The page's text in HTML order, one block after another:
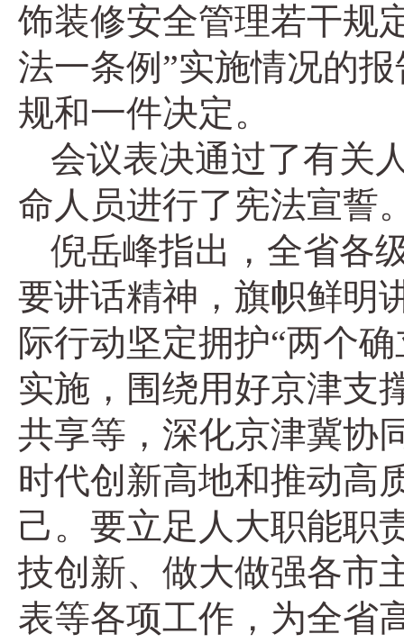
饰装修安全管理若干规
法一条例”实施情况的
规和一件决定。
会议表决通过了有关
命人员进行了宪法宣誓
倪岳峰指出，全省各
要讲话精神，旗帜鲜明
际行动坚定拥护“两个
实施，围绕用好京津支
共享等，深化京津冀协
时代创新高地和推动高
己。要立足人大职能职
技创新、做大做强各市
表等各项工作，为全省